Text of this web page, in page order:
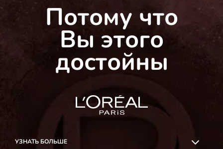
Потому что
Вы этого
достойны
УЗНАТЬ БОЛЬШЕ